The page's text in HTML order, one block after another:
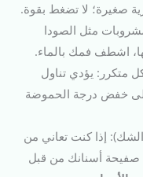
صغيرة؛ لا تضغط بقوة.
مثل الصودا
اشطف فمك بالماء.
متكرر: يؤدي تناول
خفض درجة الحموضة
إذا كنت تعاني من
صفيحة أسنانك من قبل